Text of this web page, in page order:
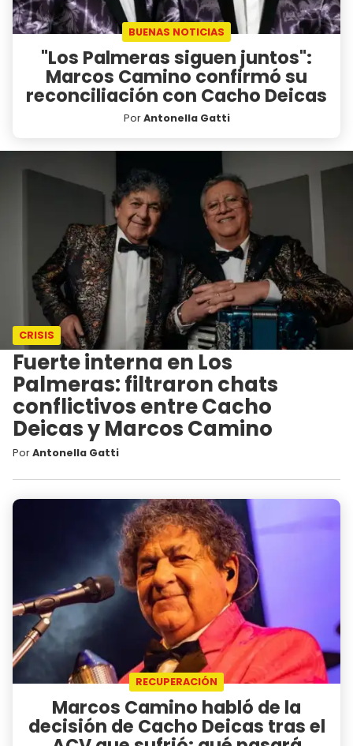
BUENAS NOTICIAS
"Los Palmeras siguen juntos":
Marcos Camino confirmó su
reconciliación con Cacho Deicas
PorAntonella Gatti
CRISIS
Fuerte interna en Los
Palmeras: filtraron chats
conflictivos entre Cacho
Deicas y Marcos Camino
PorAntonella Gatti
RECUPERACIÓN
Marcos Camino habló de la
decisión de Cacho Deicas tras el